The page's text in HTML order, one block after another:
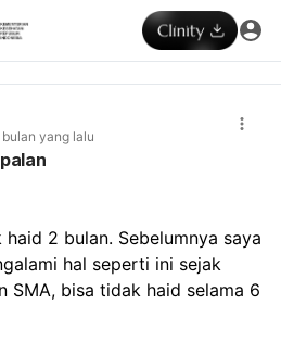
bulan yang lalu
2 bulan. Sebelumnya saya
hal seperti ini sejak
SMA, bisa tidak haid selama 6